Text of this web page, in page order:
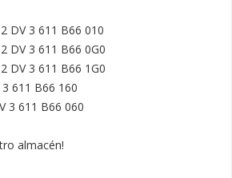
DV 3 611 B66 010
DV 3 611 B66 0G0
DV 3 611 B66 1G0
611 B66 160
3 611 B66 060
almacén!